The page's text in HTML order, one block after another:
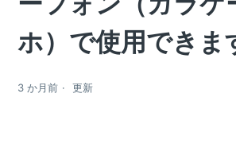
ホ）で使用できま
3 か月前 更新